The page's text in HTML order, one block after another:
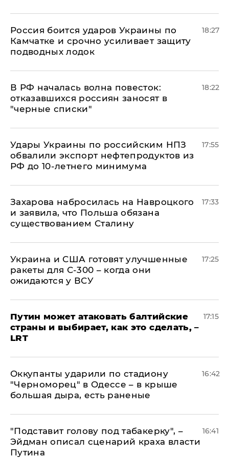
Россия боится ударов Украины по
Камчатке и срочно усиливает защиту
подводных лодок
18:27
​В РФ началась волна повесток:
отказавшихся россиян заносят в
"черные списки"
18:22
Удары Украины по российским НПЗ
обвалили экспорт нефтепродуктов из
РФ до 10-летнего минимума
17:55
​Захарова набросилась на Навроцкого
и заявила, что Польша обязана
существованием Сталину
17:33
Украина и США готовят улучшенные
ракеты для С-300 – когда они
ожидаются у ВСУ
17:25
Путин может атаковать балтийские
страны и выбирает, как это сделать, –
LRT
17:15
Оккупанты ударили по стадиону
"Черноморец" в Одессе – в крыше
большая дыра, есть раненые
16:42
​"Подставит голову под табакерку", –
Эйдман описал сценарий краха власти
Путина
16:41